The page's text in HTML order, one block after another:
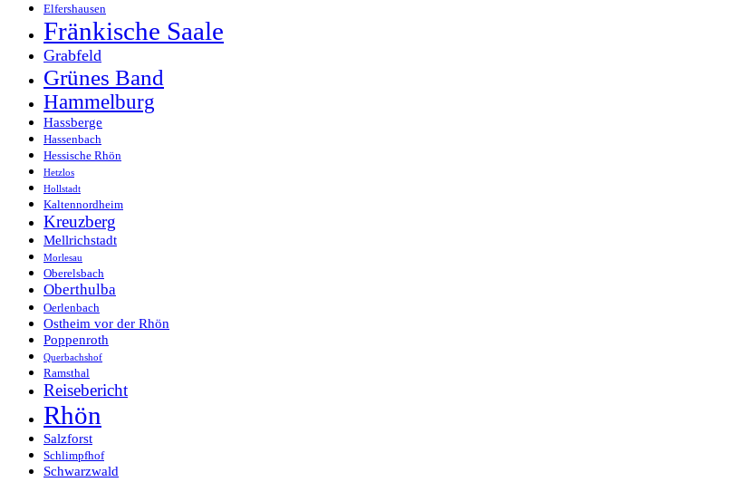
Elfershausen
Fränkische Saale
Grabfeld
Grünes Band
Hammelburg
Hassberge
Hassenbach
Hessische Rhön
Hetzlos
Hollstadt
Kaltennordheim
Kreuzberg
Mellrichstadt
Morlesau
Oberelsbach
Oberthulba
Oerlenbach
Ostheim vor der Rhön
Poppenroth
Querbachshof
Ramsthal
Reisebericht
Rhön
Salzforst
Schlimpfhof
Schwarzwald